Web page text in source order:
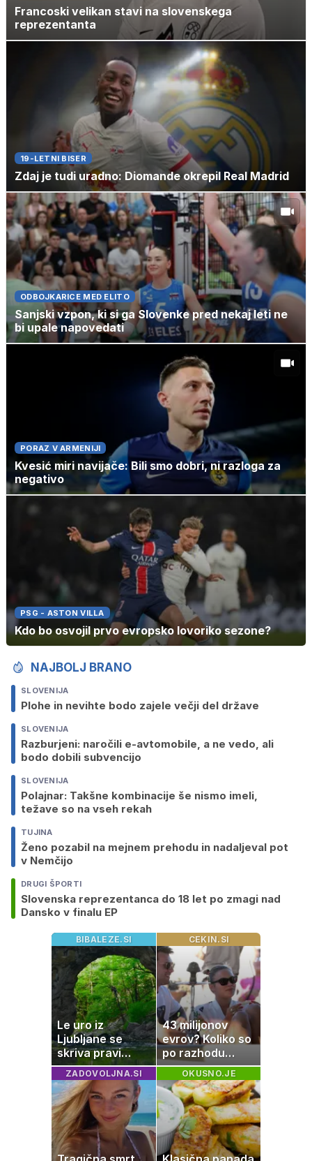
Francoski velikan stavi na slovenskega
reprezentanta
19-LETNI BISER
Zdaj je tudi uradno: Diomande okrepil Real Madrid
ODBOJKARICE MED ELITO
Sanjski vzpon, ki si ga Slovenke pred nekaj leti ne
bi upale napovedati
PORAZ V ARMENIJI
Kvesić miri navijače: Bili smo dobri, ni razloga za
negativo
PSG - ASTON VILLA
Kdo bo osvojil prvo evropsko lovoriko sezone?
NAJBOLJ BRANO
SLOVENIJA
Plohe in nevihte bodo zajele večji del države
SLOVENIJA
Razburjeni: naročili e-avtomobile, a ne vedo, ali
bodo dobili subvencijo
SLOVENIJA
Polajnar: Takšne kombinacije še nismo imeli,
težave so na vseh rekah
TUJINA
Ženo pozabil na mejnem prehodu in nadaljeval pot
v Nemčijo
DRUGI ŠPORTI
Slovenska reprezentanca do 18 let po zmagi nad
Dansko v finalu EP
BIBALEZE.SI
Le uro iz
Ljubljane se
skriva pravi
naravni čudež:
izlet, ki bo
navdušil otroke
CEKIN.SI
43 milijonov
evrov? Koliko so
po razhodu
zahtevale ali
prejele
partnerice
športnih
zvezdnikov
ZADOVOLJNA.SI OKUSNO.JE